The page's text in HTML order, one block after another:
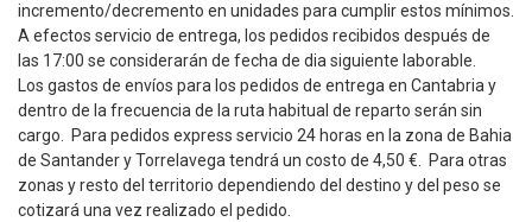
incremento/decremento en unidades para cumplir estos mínimos.
A efectos servicio de entrega, los pedidos recibidos después de
las 17:00 se considerarán de fecha de dia siguiente laborable.
Los gastos de envíos para los pedidos de entrega en Cantabria y
dentro de la frecuencia de la ruta habitual de reparto serán sin
cargo. Para pedidos express servicio 24 horas en la zona de Bahia
de Santander y Torrelavega tendrá un costo de 4,50 €. Para otras
zonas y resto del territorio dependiendo del destino y del peso se
cotizará una vez realizado el pedido.